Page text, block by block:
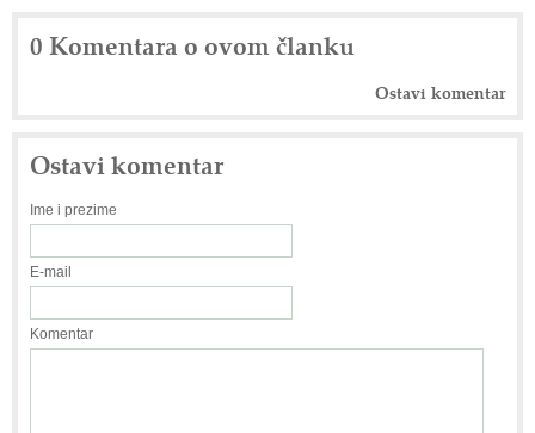
0 Komentara o ovom članku
Ostavi komentar
Ostavi komentar
Ime i prezime
E-mail
Komentar